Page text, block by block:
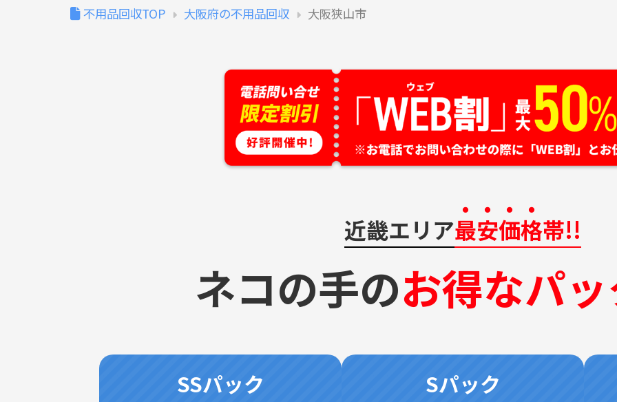
不用品回収TOP 大阪府の不用品回収 大阪狭山市
近畿エリア最安価格帯!!
ネコの手のお得なパ
SSパック Sパック